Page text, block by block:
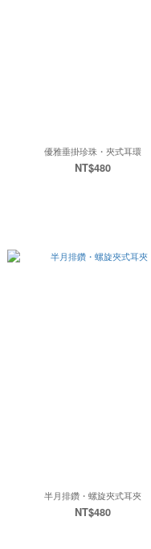
優雅垂掛珍珠・夾式耳環
NT$480
半月排鑽・螺旋夾式耳夾
NT$480